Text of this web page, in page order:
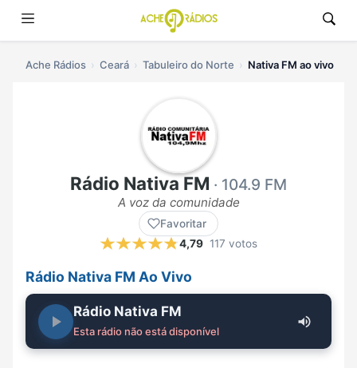
Ache Rádios Ceará Tabuleiro do Norte Nativa FM ao vivo
Rádio Nativa FM · 104.9 FM
A voz da comunidade
Favoritar
4,79 117 votos
Rádio Nativa FM Ao Vivo
Rádio Nativa FM
Esta rádio não está disponível